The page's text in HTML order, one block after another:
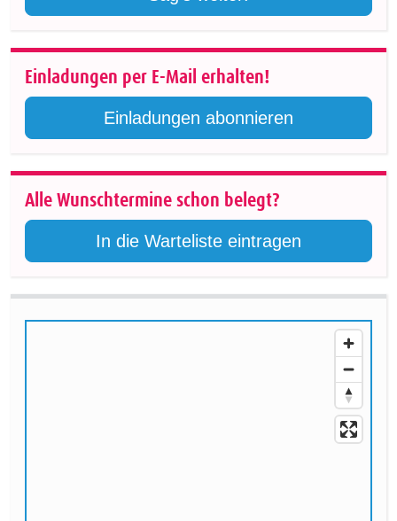
Einladungen per E-Mail erhalten!
Einladungen abonnieren
Alle Wunschtermine schon belegt?
In die Warteliste eintragen